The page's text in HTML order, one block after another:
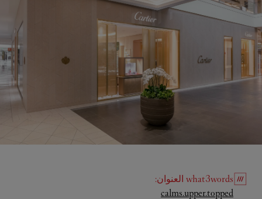
what3words العنوان:
calms.upper.topped
Link Opens in New Tab